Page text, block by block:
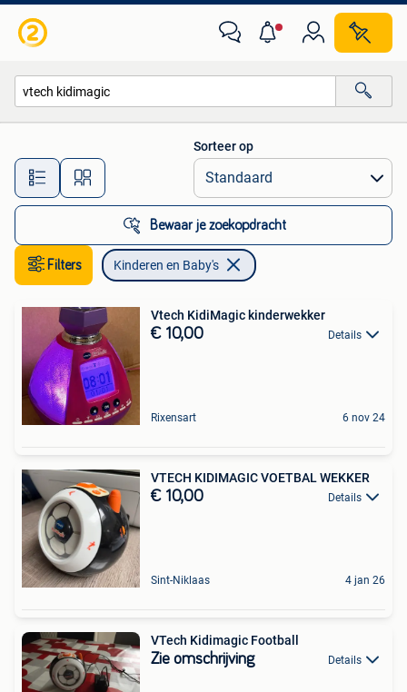
Alle afstanden…
Sorteer op
Bewaar je zoekopdracht
Filters Kinderen en Baby's
Vtech KidiMagic kinderwekker
€ 10,00 Details
Rixensart 6 nov 24
VTECH KIDIMAGIC VOETBAL WEKKER
€ 10,00 Details
Sint-Niklaas 4 jan 26
VTech Kidimagic Football
Zie omschrijving Details